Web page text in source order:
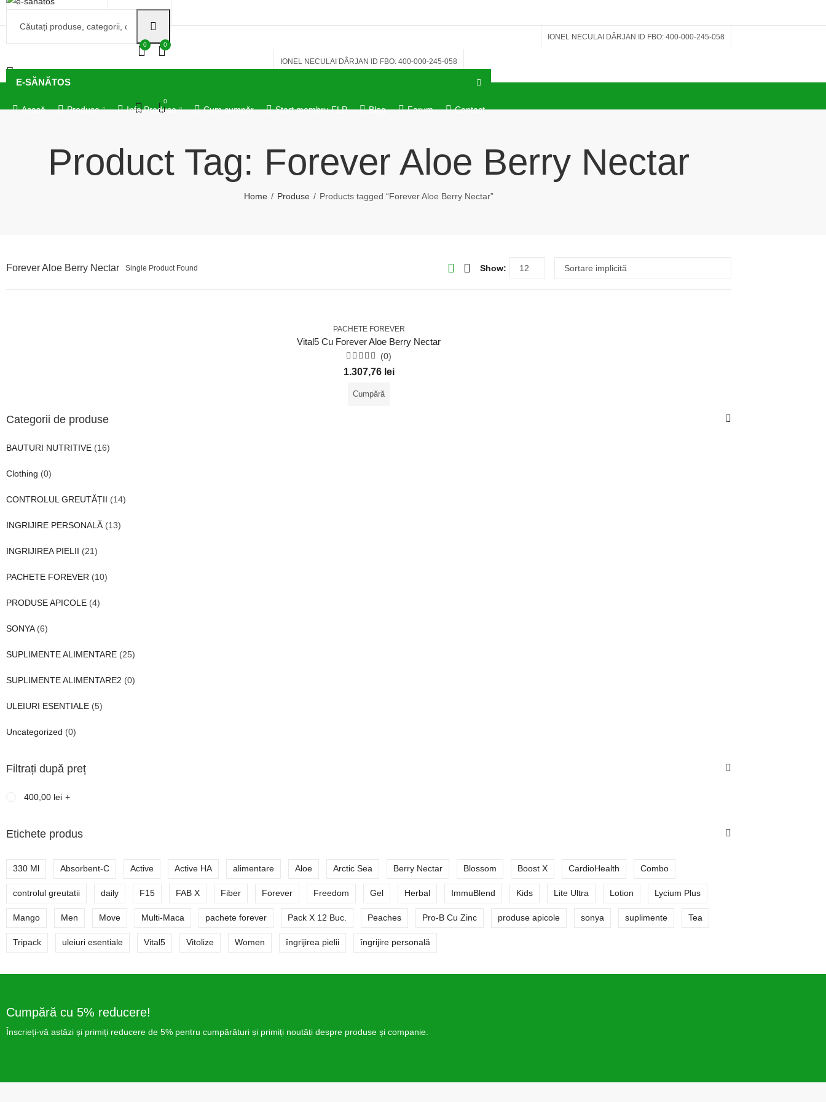
0770366854
IONEL NECULAI DÂRJAN ID FBO: 400-000-245-058
IONEL NECULAI DÂRJAN ID FBO: 400-000-245-058
0 0
0
E-SĂNĂTOS
Acasă Produse Info Produse Cum cumpăr Start membru FLP Blog Forum Contact
Product Tag: Forever Aloe Berry Nectar
Home Produse Products tagged “Forever Aloe Berry Nectar”
Forever Aloe Berry Nectar Single Product Found Show:
PACHETE FOREVER
Vital5 Cu Forever Aloe Berry Nectar
Evaluat
la
din
(0)
1.307,76 lei
Cumpără
Categorii de produse
BAUTURI NUTRITIVE (16)
Clothing (0)
CONTROLUL GREUTĂȚII (14)
INGRIJIRE PERSONALĂ (13)
INGRIJIREA PIELII (21)
PACHETE FOREVER (10)
PRODUSE APICOLE (4)
SONYA (6)
SUPLIMENTE ALIMENTARE (25)
SUPLIMENTE ALIMENTARE2 (0)
ULEIURI ESENTIALE (5)
Uncategorized (0)
Filtrați după preț
400,00 lei +
Etichete produs
330 Ml Absorbent-C Active Active HA alimentare Aloe Arctic Sea Berry Nectar Blossom Boost X CardioHealth Combo
controlul greutatii daily F15 FAB X Fiber Forever Freedom Gel Herbal ImmuBlend Kids Lite Ultra Lotion Lycium Plus
Mango Men Move Multi-Maca pachete forever Pack X 12 Buc. Peaches Pro-B Cu Zinc produse apicole sonya suplimente Tea
Tripack uleiuri esentiale Vital5 Vitolize Women îngrijirea pielii îngrijire personală
Cumpără cu 5% reducere!
Înscrieți-vă astăzi și primiți reducere de 5% pentru cumpărături și primiți noutăți despre produse și companie.